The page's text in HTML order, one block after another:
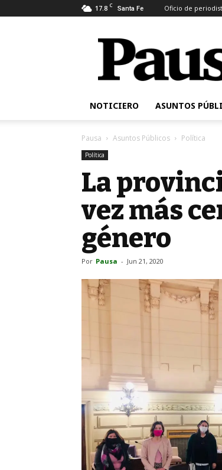
17.8 C Santa Fe Oficio de
Pausa
NOTICIERO ASUNTOS
Pausa Asuntos Públicos Política
Política
La
vez más
género
Por Pausa - Jun 21, 2020